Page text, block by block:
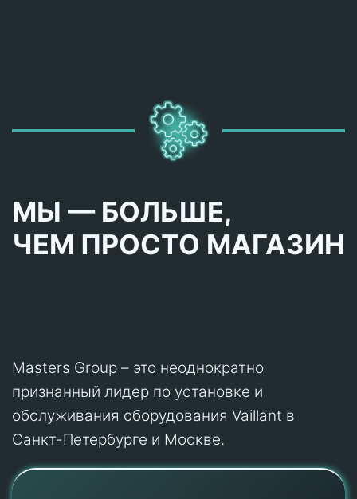
МЫ — БОЛЬШЕ,
ЧЕМ ПРОСТО МАГАЗИН
Masters Group – это неоднократно
признанный лидер по установке и
обслуживания оборудования Vaillant в
Санкт-Петербурге и Москве.